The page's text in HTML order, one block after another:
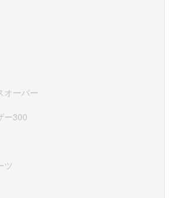
オーバー
ー300
ツ